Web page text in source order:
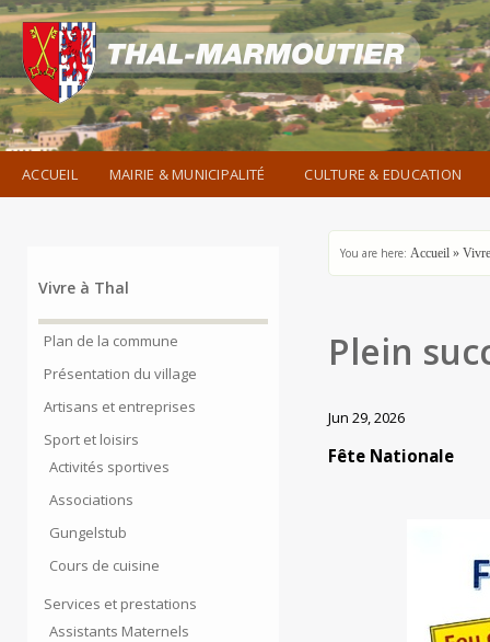
ACCUEIL MAIRIE & MUNICIPALITÉ CULTURE & EDUCATION
Vivre à Thal
Plan de la commune
Présentation du village
Artisans et entreprises
Sport et loisirs
Activités sportives
Associations
Gungelstub
Cours de cuisine
Services et prestations
Assistants Maternels
You are here: Accueil »
Plein
Jun 29, 2026
Fête Nationale